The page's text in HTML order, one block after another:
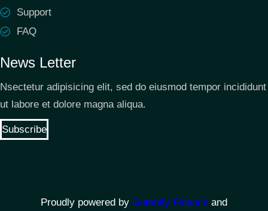
Support
FAQ
News Letter
Nsectetur adipisicing elit, sed do eiusmod tempor incididunt
ut labore et dolore magna aliqua.
Subscribe
Proudly powered by Gutenify Finance and